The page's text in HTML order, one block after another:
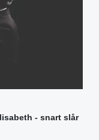
- snart slår